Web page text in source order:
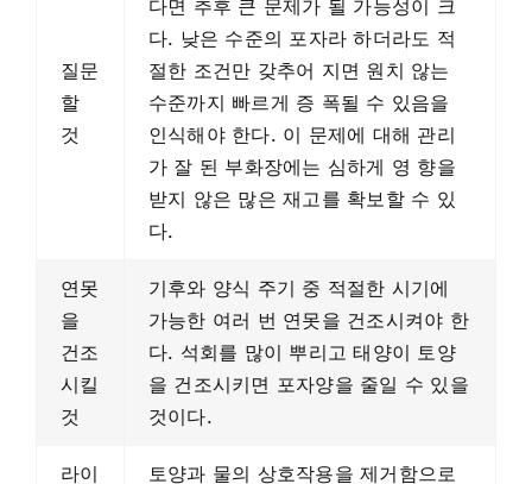
질문
할
것
다면 추후 큰 문제가 될 가능성이 크
다. 낮은 수준의 포자라 하더라도 적
절한 조건만 갖추어 지면 원치 않는
수준까지 빠르게 증 폭될 수 있음을
인식해야 한다. 이 문제에 대해 관리
가 잘 된 부화장에는 심하게 영 향을
받지 않은 많은 재고를 확보할 수 있
다.
연못
을
건조
시킬
것
기후와 양식 주기 중 적절한 시기에
가능한 여러 번 연못을 건조시켜야 한
다. 석회를 많이 뿌리고 태양이 토양
을 건조시키면 포자양을 줄일 수 있을
것이다.
라이
토양과 물의 상호작용을 제거함으로